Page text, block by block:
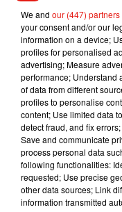
Musique
7
We and our (447) partners
your consent and/or our
information on a device;
profiles for personalised
advertising; Measure
performance; Understand
of data from different
profiles to personalise
content; Use limited data
detect fraud, and fix
Save and communicate
process personal data
following functionalities:
requested; Use precise
other data sources; Link
information transmitted